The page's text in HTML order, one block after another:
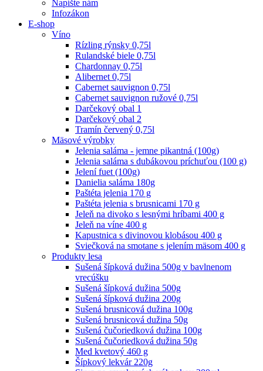
Napíšte nám
Infozákon
E-shop
Víno
Rízling rýnsky 0,75l
Rulandské biele 0,75l
Chardonnay 0,75l
Alibernet 0,75l
Cabernet sauvignon 0,75l
Cabernet sauvignon ružové 0,75l
Darčekový obal 1
Darčekový obal 2
Tramín červený 0,75l
Mäsové výrobky
Jelenia saláma - jemne pikantná (100g)
Jelenia saláma s dubákovou príchuťou (100 g)
Jelení fuet (100g)
Danielia saláma 180g
Paštéta jelenia 170 g
Paštéta jelenia s brusnicami 170 g
Jeleň na divoko s lesnými hríbami 400 g
Jeleň na víne 400 g
Kapustnica s divinovou klobásou 400 g
Sviečková na smotane s jelením mäsom 400 g
Produkty lesa
Sušená šípková dužina 500g v bavlnenom
vrecúšku
Sušená šípková dužina 500g
Sušená šípková dužina 200g
Sušená brusnicová dužina 100g
Sušená brusnicová dužina 50g
Sušená čučoriedková dužina 100g
Sušená čučoriedková dužina 50g
Med kvetový 460 g
Šípkový lekvár 220g